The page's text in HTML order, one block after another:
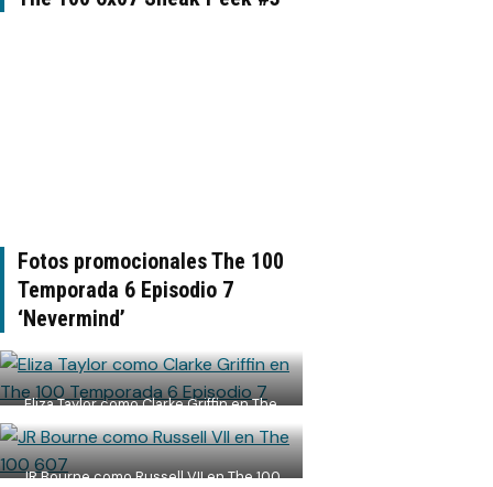
Fotos promocionales The 100
Temporada 6 Episodio 7
‘Nevermind’
Eliza Taylor como Clarke Griffin en The
100 Temporada 6 Episodio 7
JR Bourne como Russell VII en The 100